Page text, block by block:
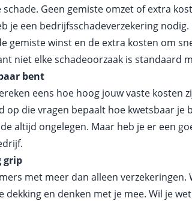
Geen gemiste omzet of extra
je een bedrijfsschadeverzekering
gemiste winst en de extra kosten om
niet elke schadeoorzaak is standaard
bent
eens hoe hoog jouw vaste kosten
die vragen bepaalt hoe kwetsbaar je
altijd ongelegen. Maar heb je er een
grip
met meer dan alleen verzekeringen.
dekking en denken met je mee. Wil je